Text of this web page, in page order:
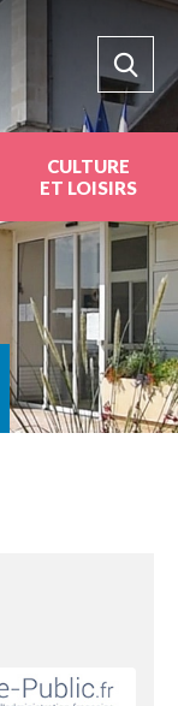
CULTURE
ET LOISIRS